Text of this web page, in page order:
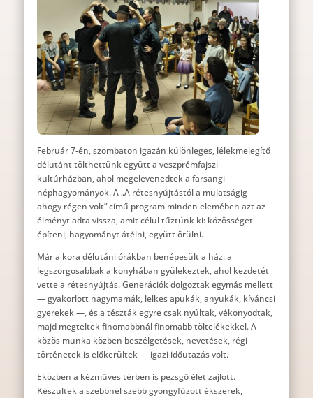
Február 7-én, szombaton igazán különleges, lélekmelegítő
délutánt tölthettünk együtt a veszprémfajszi
kultúrházban, ahol megelevenedtek a farsangi
néphagyományok. A „A rétesnyújtástól a mulatságig –
ahogy régen volt” című program minden elemében azt az
élményt adta vissza, amit célul tűztünk ki: közösséget
építeni, hagyományt átélni, együtt örülni.
Már a kora délutáni órákban benépesült a ház: a
legszorgosabbak a konyhában gyülekeztek, ahol kezdetét
vette a rétesnyújtás. Generációk dolgoztak egymás mellett
— gyakorlott nagymamák, lelkes apukák, anyukák, kíváncsi
gyerekek —, és a tészták egyre csak nyúltak, vékonyodtak,
majd megteltek finomabbnál finomabb töltelékekkel. A
közös munka közben beszélgetések, nevetések, régi
történetek is előkerültek — igazi időutazás volt.
Eközben a kézműves térben is pezsgő élet zajlott.
Készültek a szebbnél szebb gyöngyfűzött ékszerek,